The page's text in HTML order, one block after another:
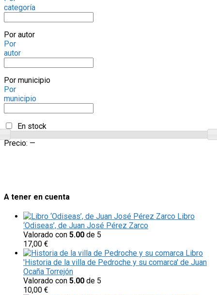
categoría
Por autor
Por
autor
Por municipio
Por
municipio
En stock
Precio: —
A tener en cuenta
Libro
‘Odiseas’, de Juan José Pérez Zarco
Valorado con 5.00 de 5
17,00 €
Libro
'Historia de la villa de Pedroche y su comarca' de Juan
Ocaña Torrejón
Valorado con 5.00 de 5
10,00 €